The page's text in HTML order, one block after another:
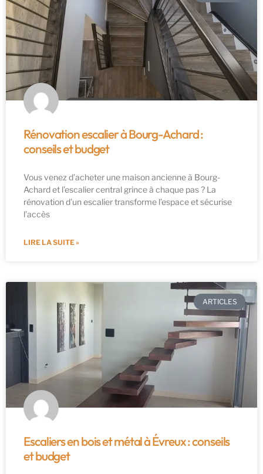
Rénovation escalier à Bourg-Achard :
conseils et budget
Vous venez d’acheter une maison ancienne à Bourg-
Achard et l’escalier central grince à chaque pas ? La
rénovation d’un escalier transforme l’espace et sécurise
l’accès
LIRE LA SUITE »
ARTICLES
Escaliers en bois et métal à Évreux : conseils
et budget